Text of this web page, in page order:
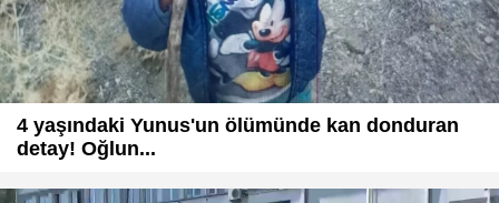
4 yaşındaki Yunus'un ölümünde kan donduran
detay! Oğlun...